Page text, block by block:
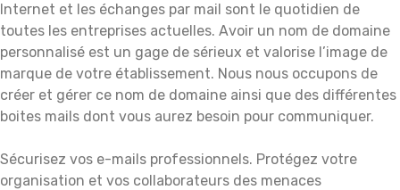
Internet et les échanges par mail sont le quotidien de
toutes les entreprises actuelles. Avoir un nom de domaine
personnalisé est un gage de sérieux et valorise l’image de
marque de votre établissement. Nous nous occupons de
créer et gérer ce nom de domaine ainsi que des différentes
boites mails dont vous aurez besoin pour communiquer.
Sécurisez vos e-mails professionnels. Protégez votre
organisation et vos collaborateurs des menaces